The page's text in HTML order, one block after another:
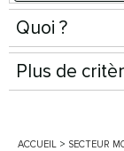
ACCUEIL > SECTEUR